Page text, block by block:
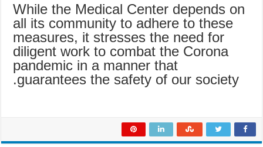
While the Medical Center depends on
all its community to adhere to these
measures, it stresses the need for
diligent work to combat the Corona
pandemic in a manner that
guarantees the safety of our society.